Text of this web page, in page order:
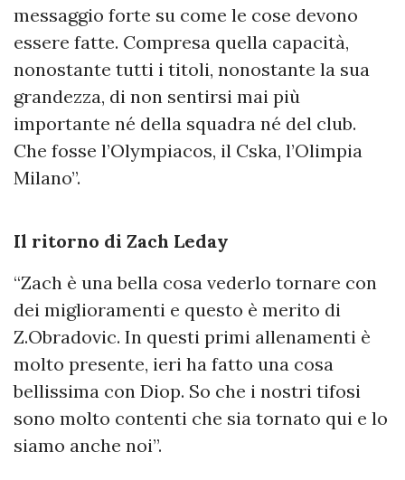
messaggio forte su come le cose devono
essere fatte. Compresa quella capacità,
nonostante tutti i titoli, nonostante la sua
grandezza, di non sentirsi mai più
importante né della squadra né del club.
Che fosse l’Olympiacos, il Cska, l’Olimpia
Milano”.
Il ritorno di Zach Leday
“Zach è una bella cosa vederlo tornare con
dei miglioramenti e questo è merito di
Z.Obradovic. In questi primi allenamenti è
molto presente, ieri ha fatto una cosa
bellissima con Diop. So che i nostri tifosi
sono molto contenti che sia tornato qui e lo
siamo anche noi”.